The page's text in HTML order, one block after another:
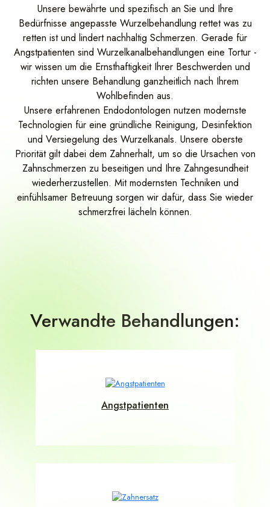
Invisalign Go / Alignerschienen
Implantologie
Zahnersatz
Veneers
Parodontologie
Wurzelbehandlung
Angstpatienten
Unsere bewährte und spezifisch an Sie und Ihre
Bedürfnisse angepasste Wurzelbehandlung rettet was zu
retten ist und lindert nachhaltig Schmerzen. Gerade für
Angstpatienten sind Wurzelkanalbehandlungen eine Tortur -
wir wissen um die Ernsthaftigkeit Ihrer Beschwerden und
richten unsere Behandlung ganzheitlich nach Ihrem
Wohlbefinden aus.
Unsere erfahrenen Endodontologen nutzen modernste
Technologien für eine gründliche Reinigung, Desinfektion
und Versiegelung des Wurzelkanals. Unsere oberste
Priorität gilt dabei dem Zahnerhalt, um so die Ursachen von
Zahnschmerzen zu beseitigen und Ihre Zahngesundheit
wiederherzustellen. Mit modernsten Techniken und
einfühlsamer Betreuung sorgen wir dafür, dass Sie wieder
schmerzfrei lächeln können.
Verwandte Behandlungen:
Angstpatienten